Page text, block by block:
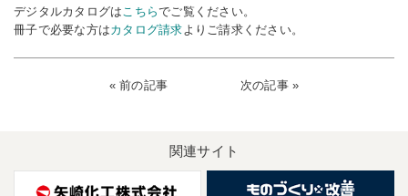
デジタルカタログはこちらでご覧ください。
冊子で必要な方はカタログ請求よりご請求ください。
« 前の記事 次の記事 »
関連サイト